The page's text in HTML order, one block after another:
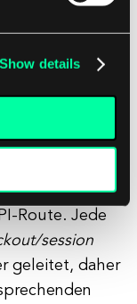
Show details
in mehrere
Route. Jede
session
geleitet, daher